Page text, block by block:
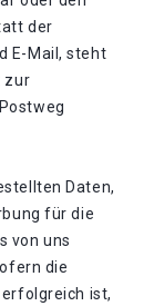
der
E-Mail, steht
zur
Daten,
für die
von uns
die
ist,